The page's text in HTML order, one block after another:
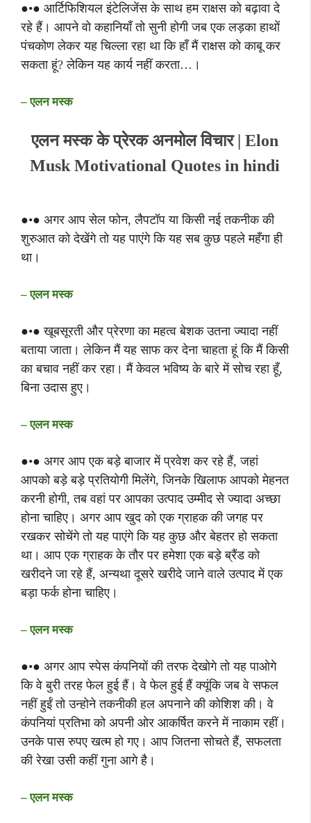
●•● आर्टिफिशियल इंटेलिजेंस के साथ हम राक्षस को बढ़ावा दे
रहे हैं। आपने वो कहानियाँ तो सुनी होगी जब एक लड़का हाथों
पंचकोण लेकर यह चिल्ला रहा था कि हाँ मैं राक्षस को काबू कर
सकता हूं? लेकिन यह कार्य नहीं करता…।
– एलन मस्क
एलन मस्क के प्रेरक अनमोल विचार | Elon
Musk Motivational Quotes in hindi
●•● अगर आप सेल फोन, लैपटॉप या किसी नई तकनीक की
शुरुआत को देखेंगे तो यह पाएंगे कि यह सब कुछ पहले महँगा ही
था।
– एलन मस्क
●•● खूबसूरती और प्रेरणा का महत्व बेशक उतना ज्यादा नहीं
बताया जाता। लेकिन मैं यह साफ कर देना चाहता हूं कि मैं किसी
का बचाव नहीं कर रहा। मैं केवल भविष्य के बारे में सोच रहा हूँ,
बिना उदास हुए।
– एलन मस्क
●•● अगर आप एक बड़े बाजार में प्रवेश कर रहे हैं, जहां
आपको बड़े बड़े प्रतियोगी मिलेंगे, जिनके खिलाफ आपको मेहनत
करनी होगी, तब वहां पर आपका उत्पाद उम्मीद से ज्यादा अच्छा
होना चाहिए। अगर आप खुद को एक ग्राहक की जगह पर
रखकर सोचेंगे तो यह पाएंगे कि यह कुछ और बेहतर हो सकता
था। आप एक ग्राहक के तौर पर हमेशा एक बड़े ब्रैंड को
खरीदने जा रहे हैं, अन्यथा दूसरे खरीदे जाने वाले उत्पाद में एक
बड़ा फर्क होना चाहिए।
– एलन मस्क
●•● अगर आप स्पेस कंपनियों की तरफ देखोगे तो यह पाओगे
कि वे बुरी तरह फेल हुई हैं। वे फेल हुई हैं क्यूंकि जब वे सफल
नहीं हुईं तो उन्होने तकनीकी हल अपनाने की कोशिश की। वे
कंपनियां प्रतिभा को अपनी ओर आकर्षित करने में नाकाम रहीं।
उनके पास रुपए खत्म हो गए। आप जितना सोचते हैं, सफलता
की रेखा उसी कहीं गुना आगे है।
– एलन मस्क